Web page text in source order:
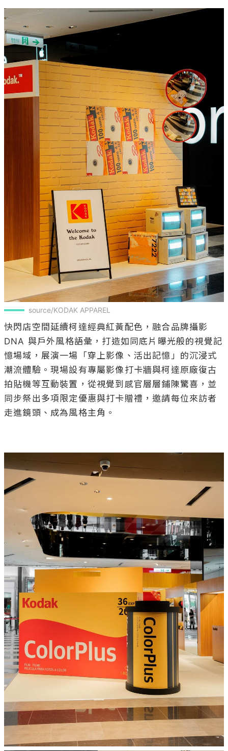
source/KODAK APPAREL
快閃店空間延續柯達經典紅黃配色，融合品牌攝影
DNA 與戶外風格語彙，打造如同底片曝光般的視覺記
憶場域，展演一場「穿上影像、活出記憶」的沉浸式
潮流體驗。現場設有專屬影像打卡牆與柯達原廠復古
拍貼機等互動裝置，從視覺到感官層層鋪陳驚喜，並
同步祭出多項限定優惠與打卡贈禮，邀請每位來訪者
走進鏡頭、成為風格主角。